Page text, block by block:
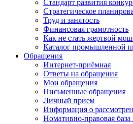
Стандарт развития
Стратегическое
Труд и занятость
Финансовая грамотность
Как не стать жертвой
Каталог промышленной
Обращения
Интернет-приёмная
Ответы на обращения
Мои обращения
Письменные обращения
Личный прием
Информация о
Номативно-правовая